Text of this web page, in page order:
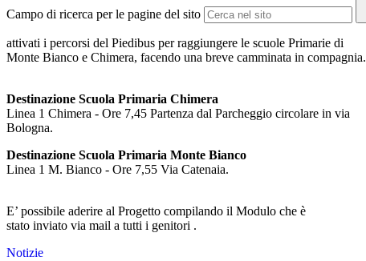
Campo di ricerca per le pagine del sito
attivati i percorsi del Piedibus per raggiungere le scuole Primarie di
Monte Bianco e Chimera, facendo una breve camminata in compagnia.
Destinazione Scuola Primaria Chimera
Linea 1 Chimera - Ore 7,45 Partenza dal Parcheggio circolare in via
Bologna.
Destinazione Scuola Primaria Monte Bianco
Linea 1 M. Bianco - Ore 7,55 Via Catenaia.
E’ possibile aderire al Progetto compilando il Modulo che è
stato inviato via mail a tutti i genitori .
Notizie